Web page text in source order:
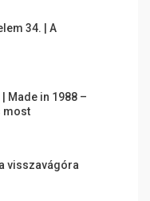
34. | A
Made in 1988 –
most
visszavágóra